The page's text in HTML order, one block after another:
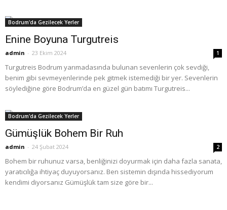
Bodrum'da Gezilecek Yerler
Enine Boyuna Turgutreis
admin - 23 Ekim 2024 1
Turgutreis Bodrum yarımadasında bulunan sevenlerin çok sevdiği,
benim gibi sevmeyenlerinde pek gitmek istemediği bir yer. Sevenlerin
söylediğine göre Bodrum’da en güzel gün batımı Turgutreis...
Bodrum'da Gezilecek Yerler
Gümüşlük Bohem Bir Ruh
admin - 24 Şubat 2024 2
Bohem bir ruhunuz varsa, benliğinizi doyurmak için daha fazla sanata,
yaratıcılığa ihtiyaç duyuyorsanız. Ben sistemin dışında hissediyorum
kendimi diyorsanız Gümüşlük tam size göre bir...